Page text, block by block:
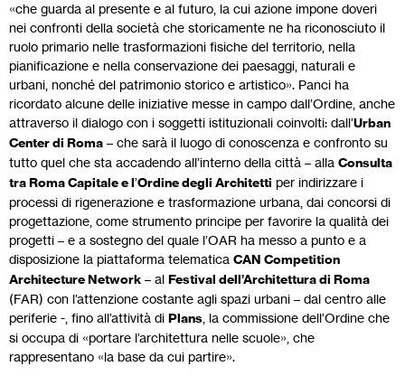
«che guarda al presente e al futuro, la cui azione impone doveri
nei confronti della società che storicamente ne ha riconosciuto il
ruolo primario nelle trasformazioni fisiche del territorio, nella
pianificazione e nella conservazione dei paesaggi, naturali e
urbani, nonché del patrimonio storico e artistico». Panci ha
ricordato alcune delle iniziative messe in campo dall’Ordine, anche
attraverso il dialogo con i soggetti istituzionali coinvolti: dall’Urban
Center di Roma – che sarà il luogo di conoscenza e confronto su
tutto quel che sta accadendo all’interno della città – alla Consulta
tra Roma Capitale e l’Ordine degli Architetti per indirizzare i
processi di rigenerazione e trasformazione urbana, dai concorsi di
progettazione, come strumento principe per favorire la qualità dei
progetti – e a sostegno del quale l’OAR ha messo a punto e a
disposizione la piattaforma telematica CAN Competition
Architecture Network – al Festival dell’Architettura di Roma
(FAR) con l’attenzione costante agli spazi urbani – dal centro alle
periferie -, fino all’attività di Plans , la commissione dell’Ordine che
si occupa di «portare l’architettura nelle scuole», che
rappresentano «la base da cui partire».